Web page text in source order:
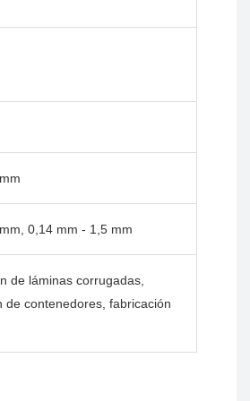
0,14 mm - 1,5 mm
de láminas corrugadas,
de contenedores, fabricación